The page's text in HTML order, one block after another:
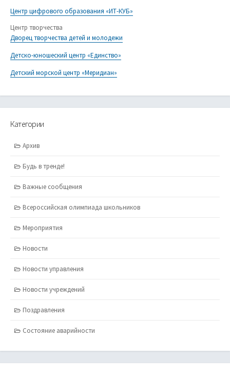
Центр цифрового образования «ИТ-КУБ»
Центр творчества
Дворец творчества детей и молодежи
Детско-юношеский центр «Единство»
Детский морской центр «Меридиан»
Категории
Архив
Будь в тренде!
Важные сообщения
Всероссийская олимпиада школьников
Мероприятия
Новости
Новости управления
Новости учреждений
Поздравления
Состояние аварийности